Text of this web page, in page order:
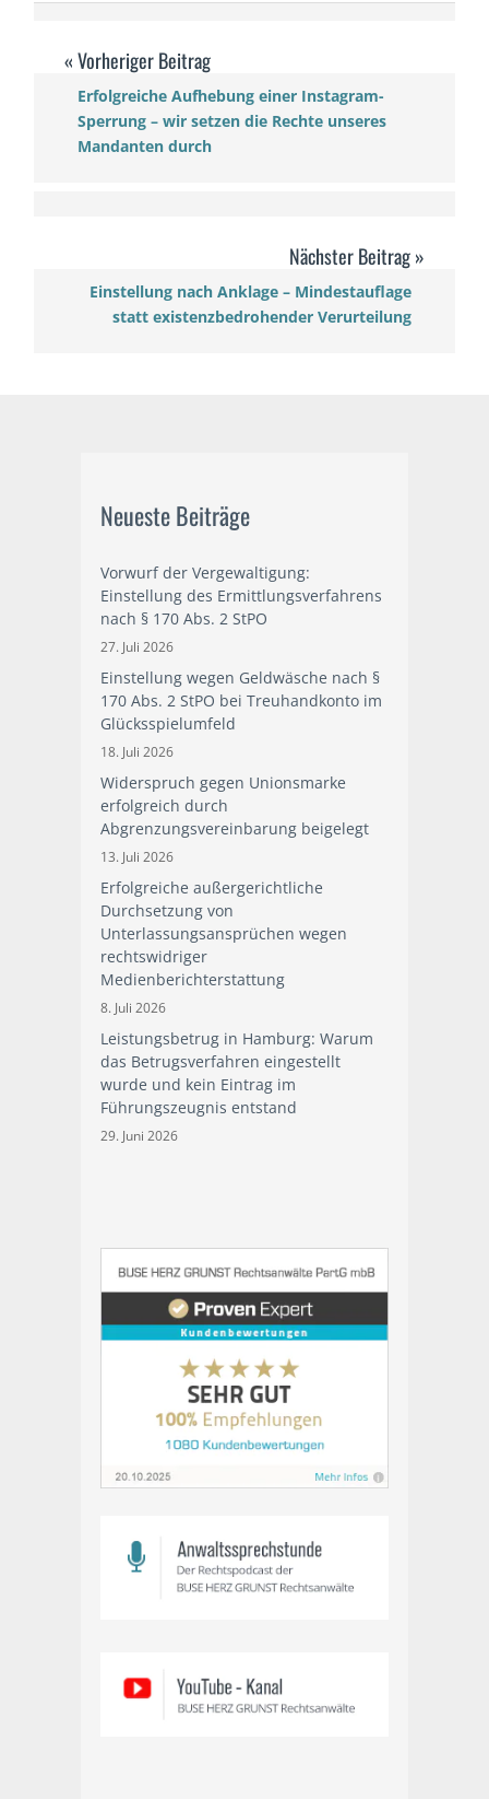
Erfolgreiche Aufhebung einer Instagram-
Sperrung – wir setzen die Rechte unseres
Mandanten durch
Einstellung nach Anklage – Mindestauflage
statt existenzbedrohender Verurteilung
Neueste Beiträge
Vorwurf der Vergewaltigung:
Einstellung des Ermittlungsverfahrens
nach § 170 Abs. 2 StPO
27. Juli 2026
Einstellung wegen Geldwäsche nach §
170 Abs. 2 StPO bei Treuhandkonto im
Glücksspielumfeld
18. Juli 2026
Widerspruch gegen Unionsmarke
erfolgreich durch
Abgrenzungsvereinbarung beigelegt
13. Juli 2026
Erfolgreiche außergerichtliche
Durchsetzung von
Unterlassungsansprüchen wegen
rechtswidriger
Medienberichterstattung
8. Juli 2026
Leistungsbetrug in Hamburg: Warum
das Betrugsverfahren eingestellt
wurde und kein Eintrag im
Führungszeugnis entstand
29. Juni 2026